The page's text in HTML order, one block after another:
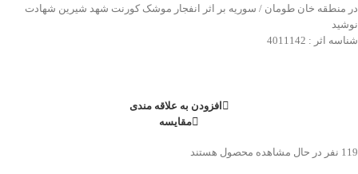
در منطقه خان طومان / سوریه بر اثر انفجار موشک کورنت شهد شیرین شهادت
نوشید
شناسه اثر : 4011142
افزودن به علاقه مندی
مقایسه
119 نفر در حال مشاهده محصول هستند